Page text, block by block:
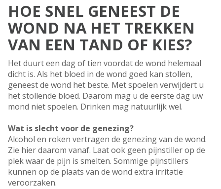
HOE SNEL GENEEST DE
WOND NA HET TREKKEN
VAN EEN TAND OF KIES?
Het duurt een dag of tien voordat de wond helemaal
dicht is. Als het bloed in de wond goed kan stollen,
geneest de wond het beste. Met spoelen verwijdert u
het stollende bloed. Daarom mag u de eerste dag uw
mond niet spoelen. Drinken mag natuurlijk wel.
Wat is slecht voor de genezing?
Alcohol en roken vertragen de genezing van de wond.
Zie hier daarom vanaf. Laat ook geen pijnstiller op de
plek waar de pijn is smelten. Sommige pijnstillers
kunnen op de plaats van de wond extra irritatie
veroorzaken.